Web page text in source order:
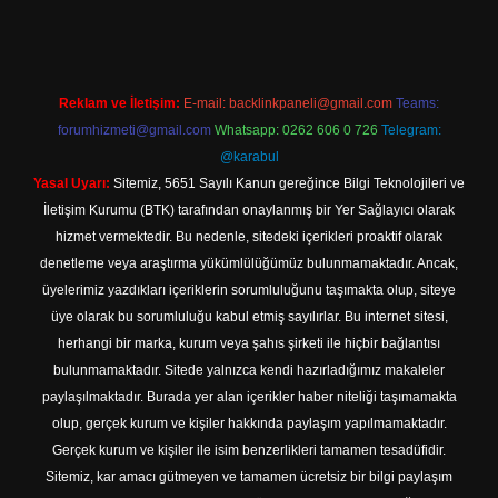
Reklam ve İletişim: E-mail: backlinkpaneli@gmail.com Teams:
forumhizmeti@gmail.com Whatsapp: 0262 606 0 726 Telegram:
@karabul
Yasal Uyarı: Sitemiz, 5651 Sayılı Kanun gereğince Bilgi Teknolojileri ve
İletişim Kurumu (BTK) tarafından onaylanmış bir Yer Sağlayıcı olarak
hizmet vermektedir. Bu nedenle, sitedeki içerikleri proaktif olarak
denetleme veya araştırma yükümlülüğümüz bulunmamaktadır. Ancak,
üyelerimiz yazdıkları içeriklerin sorumluluğunu taşımakta olup, siteye
üye olarak bu sorumluluğu kabul etmiş sayılırlar. Bu internet sitesi,
herhangi bir marka, kurum veya şahıs şirketi ile hiçbir bağlantısı
bulunmamaktadır. Sitede yalnızca kendi hazırladığımız makaleler
paylaşılmaktadır. Burada yer alan içerikler haber niteliği taşımamakta
olup, gerçek kurum ve kişiler hakkında paylaşım yapılmamaktadır.
Gerçek kurum ve kişiler ile isim benzerlikleri tamamen tesadüfidir.
Sitemiz, kar amacı gütmeyen ve tamamen ücretsiz bir bilgi paylaşım